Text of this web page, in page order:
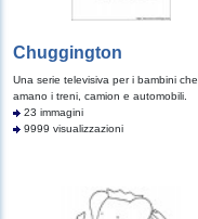
Chuggington
Una serie televisiva per i bambini che
amano i treni, camion e automobili.
23 immagini
9999 visualizzazioni